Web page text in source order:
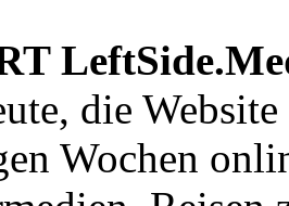
die Website
Wochen